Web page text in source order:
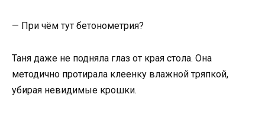
— При чём тут бетонометрия?
Таня даже не подняла глаз от края стола. Она
методично протирала клеенку влажной тряпкой,
убирая невидимые крошки.